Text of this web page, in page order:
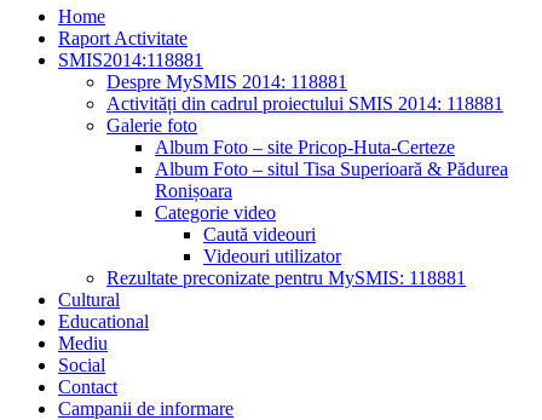
Home
Raport Activitate
SMIS2014:118881
Despre MySMIS 2014: 118881
Activități din cadrul proiectului SMIS 2014: 118881
Galerie foto
Album Foto – site Pricop-Huta-Certeze
Album Foto – situl Tisa Superioară & Pădurea
Ronișoara
Categorie video
Caută videouri
Videouri utilizator
Rezultate preconizate pentru MySMIS: 118881
Cultural
Educational
Mediu
Social
Contact
Campanii de informare